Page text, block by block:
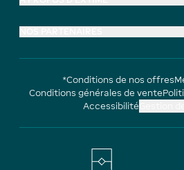
*Conditions de nos offres
Conditions générales de vente
Accessibilité